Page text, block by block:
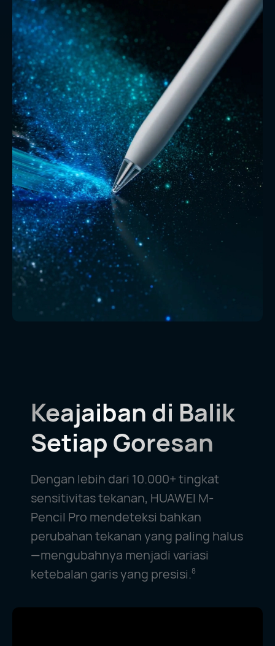
Keajaiban di Balik
Setiap Goresan
Dengan lebih dari 10.000+ tingkat
sensitivitas tekanan, HUAWEI M-
Pencil Pro mendeteksi bahkan
perubahan tekanan yang paling halus
—mengubahnya menjadi variasi
ketebalan garis yang presisi.8